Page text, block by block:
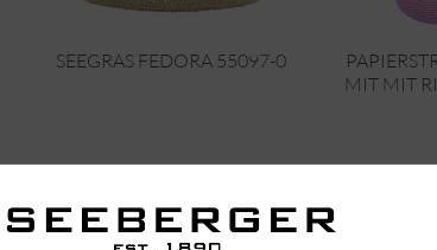
SEEGRAS FEDORA 55097-0
MIT MIT